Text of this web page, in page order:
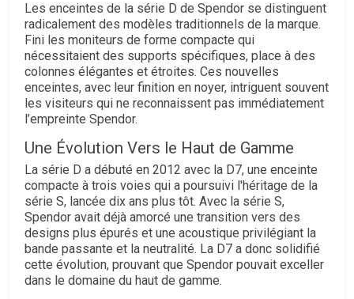
Les enceintes de la série D de Spendor se distinguent
radicalement des modèles traditionnels de la marque.
Fini les moniteurs de forme compacte qui
nécessitaient des supports spécifiques, place à des
colonnes élégantes et étroites. Ces nouvelles
enceintes, avec leur finition en noyer, intriguent souvent
les visiteurs qui ne reconnaissent pas immédiatement
l’empreinte Spendor.
Une Évolution Vers le Haut de Gamme
La série D a débuté en 2012 avec la D7, une enceinte
compacte à trois voies qui a poursuivi l'héritage de la
série S, lancée dix ans plus tôt. Avec la série S,
Spendor avait déjà amorcé une transition vers des
designs plus épurés et une acoustique privilégiant la
bande passante et la neutralité. La D7 a donc solidifié
cette évolution, prouvant que Spendor pouvait exceller
dans le domaine du haut de gamme.